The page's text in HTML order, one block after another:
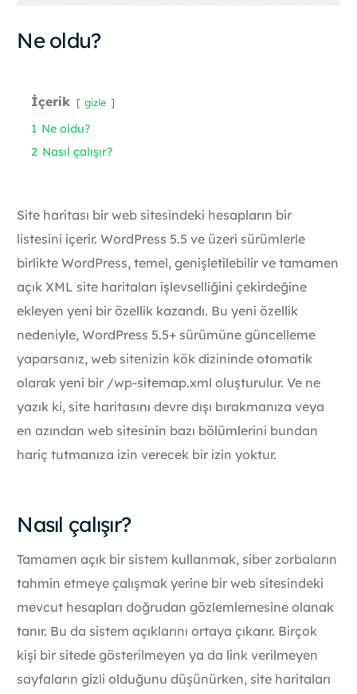
Ne oldu?
İçerik gizle
1 Ne oldu?
2 Nasıl çalışır?
Site haritası bir web sitesindeki hesapların bir
listesini içerir. WordPress 5.5 ve üzeri sürümlerle
birlikte WordPress, temel, genişletilebilir ve tamamen
açık XML site haritaları işlevselliğini çekirdeğine
ekleyen yeni bir özellik kazandı. Bu yeni özellik
nedeniyle, WordPress 5.5+ sürümüne güncelleme
yaparsanız, web sitenizin kök dizininde otomatik
olarak yeni bir /wp-sitemap.xml oluşturulur. Ve ne
yazık ki, site haritasını devre dışı bırakmanıza veya
en azından web sitesinin bazı bölümlerini bundan
hariç tutmanıza izin verecek bir izin yoktur.
Nasıl çalışır?
Tamamen açık bir sistem kullanmak, siber zorbaların
tahmin etmeye çalışmak yerine bir web sitesindeki
mevcut hesapları doğrudan gözlemlemesine olanak
tanır. Bu da sistem açıklarını ortaya çıkarır. Birçok
kişi bir sitede gösterilmeyen ya da link verilmeyen
sayfaların gizli olduğunu düşünürken, site haritaları